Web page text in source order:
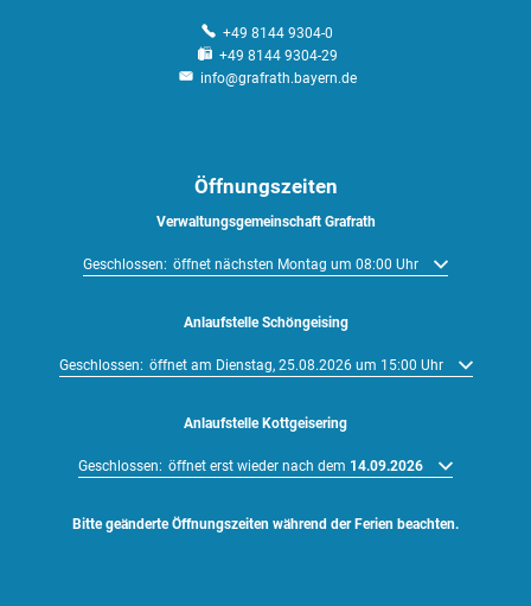
+49 8144 9304-0
+49 8144 9304-29
info@grafrath.bayern.de
Öffnungszeiten
Verwaltungsgemeinschaft Grafrath
Klicken, um weitere Öffnungs- oder Schließzeiten auszublenden
Geschlossen: öffnet nächsten Montag um 08:00 Uhr
Anlaufstelle Schöngeising
Klicken, um weitere Öffnungs- oder Schließzeiten auszublenden
Geschlossen: öffnet am Dienstag, 25.08.2026 um 15:00 Uhr
Anlaufstelle Kottgeisering
Klicken, um weitere Öffnungs- oder Schließzeiten auszublenden
Geschlossen: öffnet erst wieder nach dem 14.09.2026
Bitte geänderte Öffnungszeiten während der Ferien beachten.